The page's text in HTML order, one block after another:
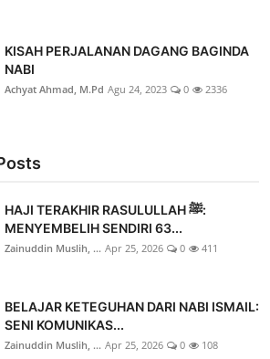
KISAH PERJALANAN DAGANG BAGINDA
NABI
Achyat Ahmad, M.Pd Agu 24, 2023 0 2336
HAJI TERAKHIR RASULULLAH ﷺ:
MENYEMBELIH SENDIRI 63...
Zainuddin Muslih, ... Apr 25, 2026 0 411
BELAJAR KETEGUHAN DARI NABI ISMAIL:
SENI KOMUNIKAS...
Zainuddin Muslih, ... Apr 25, 2026 0 108